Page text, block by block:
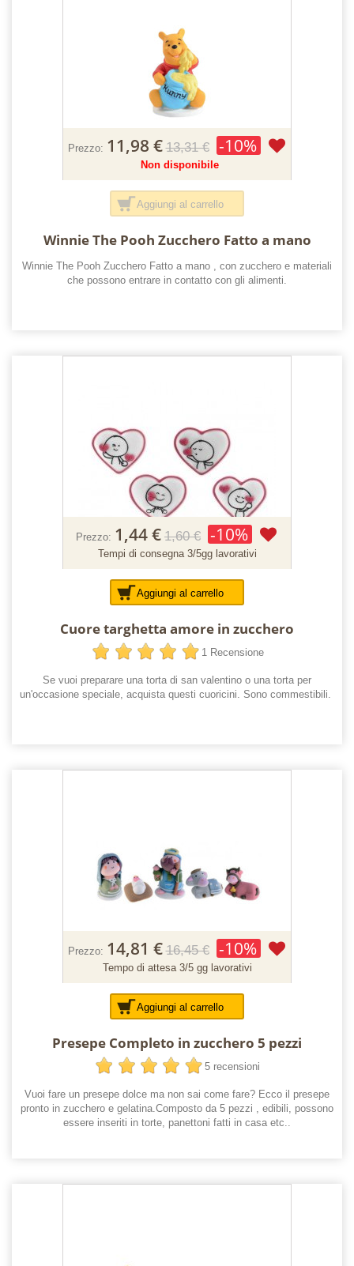
Prezzo: 11,98 € 13,31 € -10%
Non disponibile
Aggiungi al carrello
Winnie The Pooh Zucchero Fatto a mano
Winnie The Pooh Zucchero Fatto a mano , con zucchero e materiali
che possono entrare in contatto con gli alimenti.
Prezzo: 1,44 € 1,60 € -10%
Tempi di consegna 3/5gg lavorativi
Aggiungi al carrello
Cuore targhetta amore in zucchero
1 Recensione
Se vuoi preparare una torta di san valentino o una torta per
un'occasione speciale, acquista questi cuoricini. Sono commestibili.
Prezzo: 14,81 € 16,45 € -10%
Tempo di attesa 3/5 gg lavorativi
Aggiungi al carrello
Presepe Completo in zucchero 5 pezzi
5 recensioni
Vuoi fare un presepe dolce ma non sai come fare? Ecco il presepe
pronto in zucchero e gelatina.Composto da 5 pezzi , edibili, possono
essere inseriti in torte, panettoni fatti in casa etc..